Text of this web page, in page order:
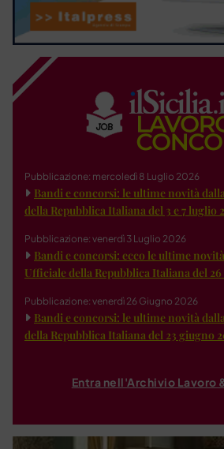
Pubblicazione: mercoledì 8 Luglio 2026
Bandi e concorsi: le ultime novità
della Repubblica Italiana del 3 e 7 luglio
Pubblicazione: venerdì 3 Luglio 2026
Bandi e concorsi: ecco le ultime
Ufficiale della Repubblica Italiana del
Pubblicazione: venerdì 26 Giugno 2026
Bandi e concorsi: le ultime novità
della Repubblica Italiana del 23 giugno
Entra nell'Archivio Lavoro